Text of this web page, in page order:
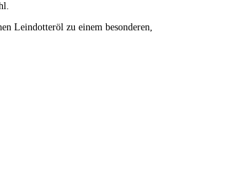
Leindotteröl zu einem besonderen,